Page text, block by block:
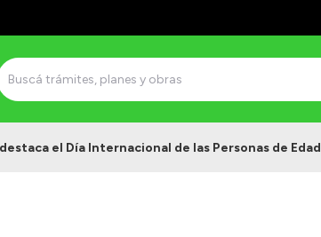
destaca el Día Internacional de las Personas de Edad